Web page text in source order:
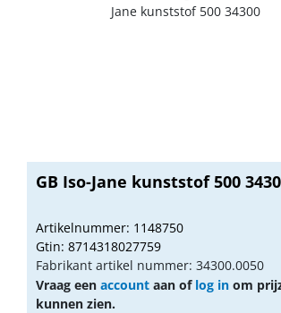
GB Iso-Jane kunststof 500
Artikelnummer: 1148750
Gtin: 8714318027759
Fabrikant artikel nummer: 34300.0050
Vraag een account aan of log in om
kunnen zien.